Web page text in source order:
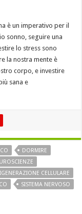
è un imperativo per il
sonno, seguire una
lo stress sono
la nostra mente è
corpo, e investire
sana e
DORMIRE
CELLULARE
SISTEMA NERVOSO